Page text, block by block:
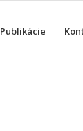
Publikácie